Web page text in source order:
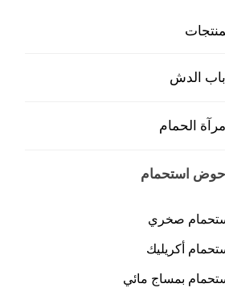
باب الدش
مرآة الحمام
حوض استحمام
صخري
أكريليك
بمساج مائي